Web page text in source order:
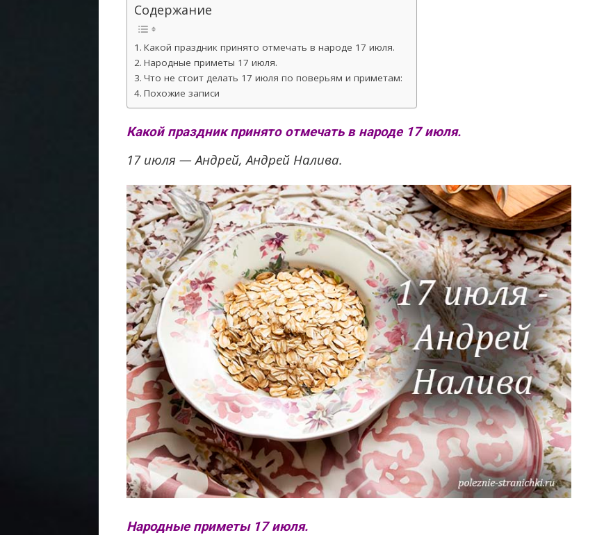
Содержание
Какой праздник принято отмечать в народе 17 июля.
Народные приметы 17 июля.
Что не стоит делать 17 июля по поверьям и приметам:
Похожие записи
Какой праздник принято отмечать в народе 17 июля.
17 июля — Андрей, Андрей Налива.
Народные приметы 17 июля.